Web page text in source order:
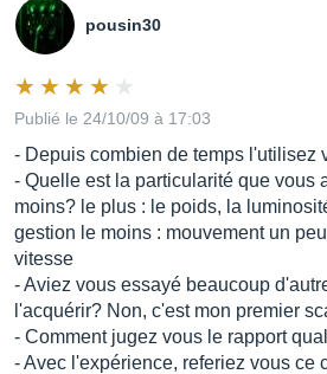
pousin30
Publié le 24/10/09 à 17:03
- Depuis combien de temps l'utilisez
- Quelle est la particularité que vous
moins? le plus : le poids, la
gestion le moins : mouvement un
vitesse
- Aviez vous essayé beaucoup
l'acquérir? Non, c'est mon premier
- Comment jugez vous le rapport
- Avec l'expérience, referiez vous ce